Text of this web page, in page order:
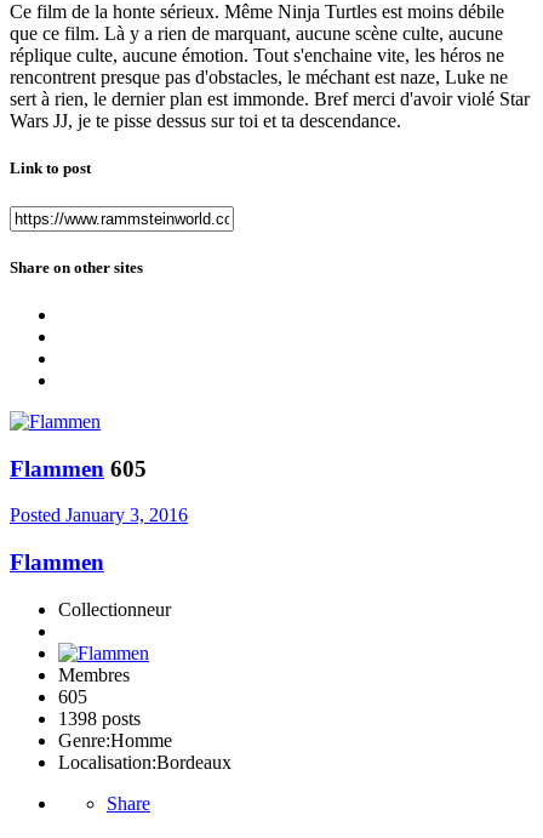
Ce film de la honte sérieux. Même Ninja Turtles est moins débile
que ce film. Là y a rien de marquant, aucune scène culte, aucune
réplique culte, aucune émotion. Tout s'enchaine vite, les héros ne
rencontrent presque pas d'obstacles, le méchant est naze, Luke ne
sert à rien, le dernier plan est immonde. Bref merci d'avoir violé Star
Wars JJ, je te pisse dessus sur toi et ta descendance.
Link to post
Share on other sites
Flammen 605
Posted January 3, 2016
Flammen
Collectionneur
Membres
605
1398 posts
Genre:Homme
Localisation:Bordeaux
Share